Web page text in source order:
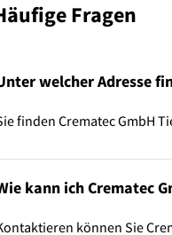
Fragen
welcher Adresse
finden Crematec GmbH
kann ich Crematec
können Sie